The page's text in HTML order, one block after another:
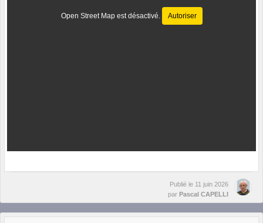
Open Street Map est désactivé. Autoriser
Publié le 11 juin 2026
par Pascal CAPELLI